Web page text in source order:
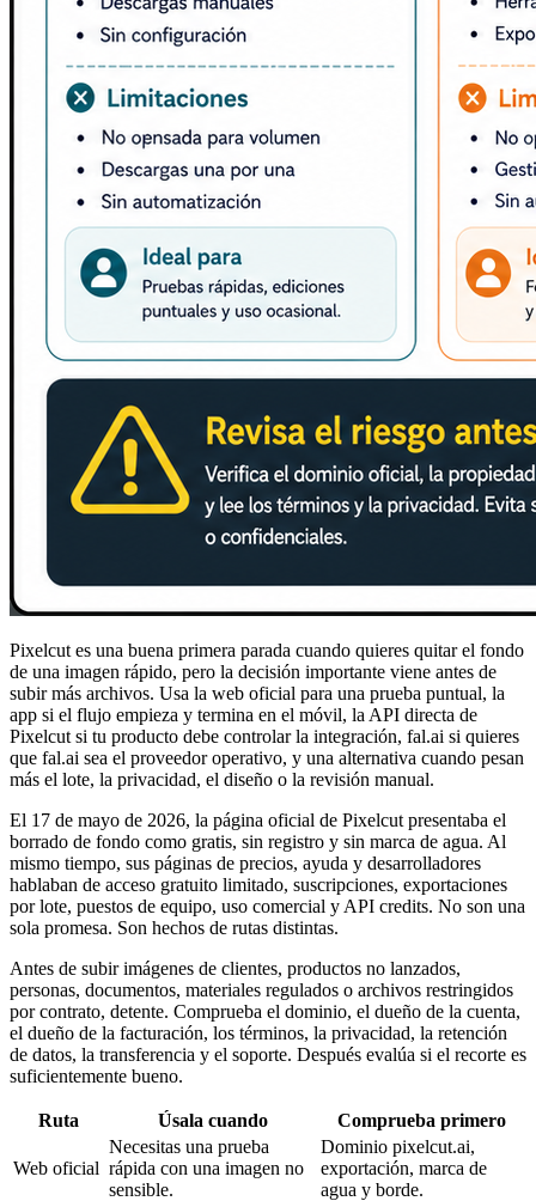
Pixelcut es una buena primera parada cuando quieres quitar el fondo
de una imagen rápido, pero la decisión importante viene antes de
subir más archivos. Usa la web oficial para una prueba puntual, la
app si el flujo empieza y termina en el móvil, la API directa de
Pixelcut si tu producto debe controlar la integración, fal.ai si quieres
que fal.ai sea el proveedor operativo, y una alternativa cuando pesan
más el lote, la privacidad, el diseño o la revisión manual.
El 17 de mayo de 2026, la página oficial de Pixelcut presentaba el
borrado de fondo como gratis, sin registro y sin marca de agua. Al
mismo tiempo, sus páginas de precios, ayuda y desarrolladores
hablaban de acceso gratuito limitado, suscripciones, exportaciones
por lote, puestos de equipo, uso comercial y API credits. No son una
sola promesa. Son hechos de rutas distintas.
Antes de subir imágenes de clientes, productos no lanzados,
personas, documentos, materiales regulados o archivos restringidos
por contrato, detente. Comprueba el dominio, el dueño de la cuenta,
el dueño de la facturación, los términos, la privacidad, la retención
de datos, la transferencia y el soporte. Después evalúa si el recorte es
suficientemente bueno.
Ruta Úsala cuando Comprueba primero
Web oficial
Necesitas una prueba
rápida con una imagen no
sensible.
Dominio pixelcut.ai,
exportación, marca de
agua y borde.